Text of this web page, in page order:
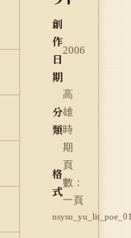
創
作
日
期
2006
分
類
高
雄
時
期
格
式
頁
數：
一頁